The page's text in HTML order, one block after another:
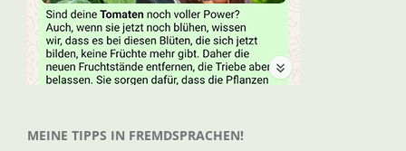
MEINE TIPPS IN FREMDSPRACHEN!